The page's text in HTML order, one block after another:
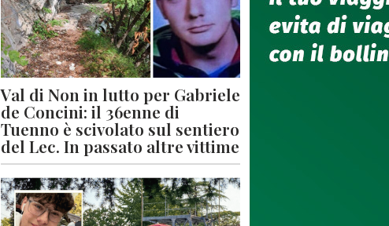
Val di Non in lutto per Gabriele
de Concini: il 36enne di
Tuenno è scivolato sul sentiero
del Lec. In passato altre vittime